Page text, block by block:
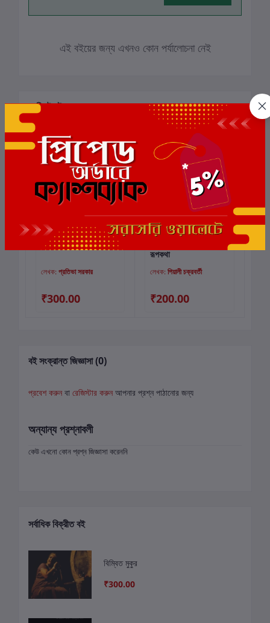
এই বইয়ের জন্য এখনও কোন পর্যালোচনা নেই
সংশ্লিষ্ট বই
কার্টে যোগ করুন
Mansai
লেখক: প্রতিভা সরকার
₹300.00
রূপকথা
লেখক: পিয়ালী চক্রবর্তী
₹200.00
বই সংক্রান্ত জিজ্ঞাসা (0)
প্রবেশ করুন বা রেজিস্টার করুন আপনার প্রশ্ন পাঠানোর জন্য
অন্যান্য প্রশ্নাবলী
কেউ এখনো কোন প্রশ্ন জিজ্ঞাসা করেননি
সর্বাধিক বিক্রীত বই
বিম্বিত মুকুর
₹300.00